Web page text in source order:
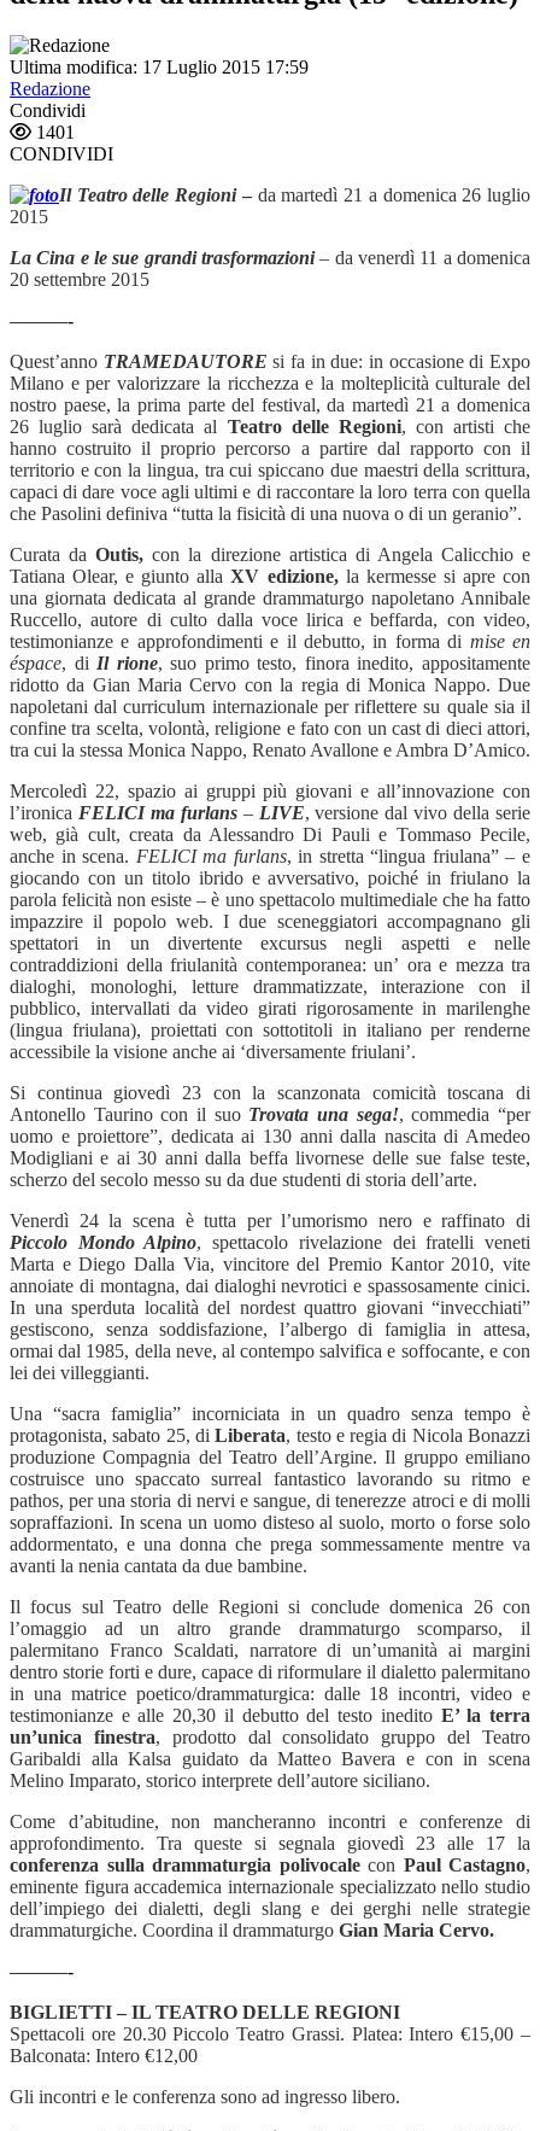
Ultima modifica: 17 Luglio 2015 17:59
Redazione
Condividi
1401
CONDIVIDI
Il Teatro delle Regioni– da martedì 21 a domenica 26 luglio
2015
La Cina e le sue grandi trasformazioni– da venerdì 11 a domenica
20 settembre 2015
———-
Quest’anno TRAMEDAUTOREsi fa in due: in occasione di Expo
Milano e per valorizzare la ricchezza e la molteplicità culturale del
nostro paese, la prima parte del festival, da martedì 21 a domenica
26 luglio sarà dedicata al Teatro delle Regioni, con artisti che
hanno costruito il proprio percorso a partire dal rapporto con il
territorio e con la lingua, tra cui spiccano due maestri della scrittura,
capaci di dare voce agli ultimi e di raccontare la loro terra con quella
che Pasolini definiva “tutta la fisicità di una nuova o di un geranio”.
Curata daOutis,con la direzione artistica di Angela Calicchio e
Tatiana Olear, e giunto alla XV edizione, la kermesse si apre con
una giornata dedicata al grande drammaturgo napoletano Annibale
Ruccello, autore di culto dalla voce lirica e beffarda, con video,
testimonianze e approfondimenti e il debutto, in forma di mise en
éspace, di Il rione, suo primo testo, finora inedito, appositamente
ridotto da Gian Maria Cervo con la regia di Monica Nappo. Due
napoletani dal curriculum internazionale per riflettere su quale sia il
confine tra scelta, volontà, religione e fato con un cast di dieci attori,
tra cui la stessa Monica Nappo, Renato Avallone e Ambra D’Amico.
Mercoledì 22, spazio ai gruppi più giovani e all’innovazione con
l’ironica FELICI ma furlans– LIVE, versione dal vivodella serie
web, già cult, creata da Alessandro Di Pauli e Tommaso Pecile,
anche in scena. FELICI ma furlans, in stretta “lingua friulana” – e
giocando con un titolo ibrido e avversativo, poiché in friulano la
parola felicità non esiste – è uno spettacolo multimediale che ha fatto
impazzire il popolo web. I due sceneggiatori accompagnano gli
spettatori in un divertente excursus negli aspetti e nelle
contraddizioni della friulanità contemporanea: un’ ora e mezza tra
dialoghi, monologhi, letture drammatizzate, interazione con il
pubblico, intervallati da video girati rigorosamente in marilenghe
(lingua friulana), proiettati con sottotitoli in italiano per renderne
accessibile la visione anche ai ‘diversamente friulani’.
Si continua giovedì 23 con la scanzonata comicità toscana di
Antonello Taurino con il suo Trovata una sega!, commedia “per
uomo e proiettore”, dedicata ai 130 anni dalla nascita di Amedeo
Modigliani e ai 30 anni dalla beffa livornese delle sue false teste,
scherzo del secolo messo su da due studenti di storia dell’arte.
Venerdì 24 la scena è tutta per l’umorismo nero e raffinato di
Piccolo Mondo Alpino, spettacolo rivelazione dei fratelli veneti
Marta e Diego Dalla Via, vincitore del Premio Kantor 2010, vite
annoiate di montagna, dai dialoghi nevrotici e spassosamente cinici.
In una sperduta località del nordest quattro giovani “invecchiati”
gestiscono, senza soddisfazione, l’albergo di famiglia in attesa,
ormai dal 1985, della neve, al contempo salvifica e soffocante, e con
lei dei villeggianti.
Una “sacra famiglia” incorniciata in un quadro senza tempo è
protagonista, sabato 25, diLiberata, testo e regia di Nicola Bonazzi
produzione Compagnia del Teatro dell’Argine. Il gruppo emiliano
costruisce uno spaccato surreal fantastico lavorando su ritmo e
pathos, per una storia di nervi e sangue, di tenerezze atroci e di molli
sopraffazioni. In scena un uomo disteso al suolo, morto o forse solo
addormentato, e una donna che prega sommessamente mentre va
avanti la nenia cantata da due bambine.
Il focus sul Teatro delle Regioni si conclude domenica 26 con
l’omaggio ad un altro grande drammaturgo scomparso, il
palermitano Franco Scaldati, narratore di un’umanità ai margini
dentro storie forti e dure, capace di riformulare il dialetto palermitano
in una matrice poetico/drammaturgica: dalle 18 incontri, video e
testimonianze e alle 20,30 il debutto del testo inedito E’ la terra
un’unica finestra, prodotto dal consolidato gruppo del Teatro
Garibaldi alla Kalsa guidato da Matteo Bavera e con in scena
Melino Imparato, storico interprete dell’autore siciliano.
Come d’abitudine, non mancheranno incontri e conferenze di
approfondimento. Tra queste si segnala giovedì 23 alle 17 la
conferenza sulla drammaturgia polivocalecon Paul Castagno,
eminente figura accademica internazionale specializzato nello studio
dell’impiego dei dialetti, degli slang e dei gerghi nelle strategie
drammaturgiche. Coordina il drammaturgo Gian Maria Cervo.
———-
BIGLIETTI – IL TEATRO DELLE REGIONI
Spettacoli ore 20.30 Piccolo Teatro Grassi. Platea: Intero €15,00 –
Balconata: Intero €12,00
Gli incontri e le conferenza sono ad ingresso libero.